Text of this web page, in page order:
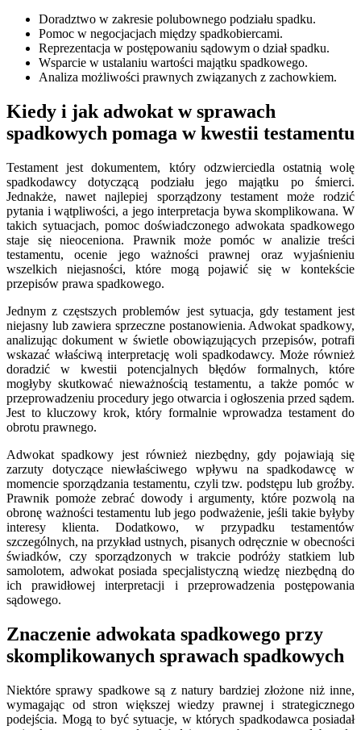
Doradztwo w zakresie polubownego podziału spadku.
Pomoc w negocjacjach między spadkobiercami.
Reprezentacja w postępowaniu sądowym o dział spadku.
Wsparcie w ustalaniu wartości majątku spadkowego.
Analiza możliwości prawnych związanych z zachowkiem.
Kiedy i jak adwokat w sprawach
spadkowych pomaga w kwestii testamentu
Testament jest dokumentem, który odzwierciedla ostatnią wolę
spadkodawcy dotyczącą podziału jego majątku po śmierci.
Jednakże, nawet najlepiej sporządzony testament może rodzić
pytania i wątpliwości, a jego interpretacja bywa skomplikowana. W
takich sytuacjach, pomoc doświadczonego adwokata spadkowego
staje się nieoceniona. Prawnik może pomóc w analizie treści
testamentu, ocenie jego ważności prawnej oraz wyjaśnieniu
wszelkich niejasności, które mogą pojawić się w kontekście
przepisów prawa spadkowego.
Jednym z częstszych problemów jest sytuacja, gdy testament jest
niejasny lub zawiera sprzeczne postanowienia. Adwokat spadkowy,
analizując dokument w świetle obowiązujących przepisów, potrafi
wskazać właściwą interpretację woli spadkodawcy. Może również
doradzić w kwestii potencjalnych błędów formalnych, które
mogłyby skutkować nieważnością testamentu, a także pomóc w
przeprowadzeniu procedury jego otwarcia i ogłoszenia przed sądem.
Jest to kluczowy krok, który formalnie wprowadza testament do
obrotu prawnego.
Adwokat spadkowy jest również niezbędny, gdy pojawiają się
zarzuty dotyczące niewłaściwego wpływu na spadkodawcę w
momencie sporządzania testamentu, czyli tzw. podstępu lub groźby.
Prawnik pomoże zebrać dowody i argumenty, które pozwolą na
obronę ważności testamentu lub jego podważenie, jeśli takie byłyby
interesy klienta. Dodatkowo, w przypadku testamentów
szczególnych, na przykład ustnych, pisanych odręcznie w obecności
świadków, czy sporządzonych w trakcie podróży statkiem lub
samolotem, adwokat posiada specjalistyczną wiedzę niezbędną do
ich prawidłowej interpretacji i przeprowadzenia postępowania
sądowego.
Znaczenie adwokata spadkowego przy
skomplikowanych sprawach spadkowych
Niektóre sprawy spadkowe są z natury bardziej złożone niż inne,
wymagając od stron większej wiedzy prawnej i strategicznego
podejścia. Mogą to być sytuacje, w których spadkodawca posiadał